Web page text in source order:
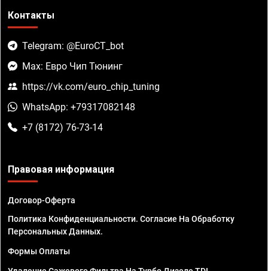
Контакты
Telegram: @EuroCT_bot
Max: Евро Чип Тюнинг
https://vk.com/euro_chip_tuning
WhatsApp: +79317082148
+7 (8172) 76-73-14
Правовая информация
Договор-Оферта
Политика Конфиденциальности. Согласие На Обработку
Персональных Данных.
Формы Оплаты